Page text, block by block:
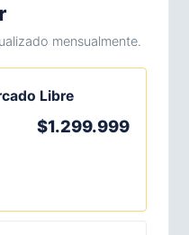
mensualmente.
Libre
$1.299.999